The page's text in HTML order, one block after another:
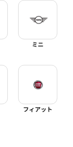
ミニ
フィアット